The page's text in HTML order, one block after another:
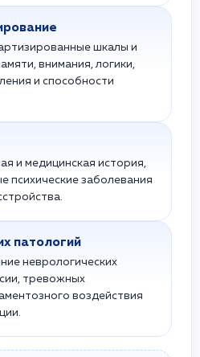
шкалы и
внимания, логики,
и способности
и медицинская история,
психические заболевания
патологий
неврологических
тревожных
воздействия